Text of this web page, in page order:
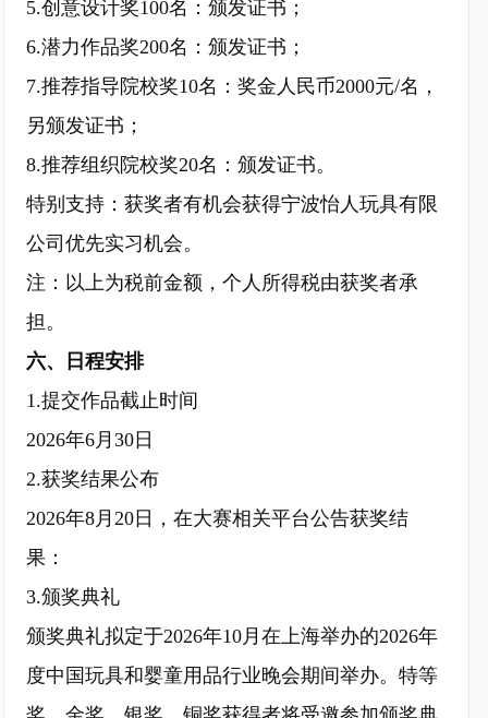
5.创意设计奖100名：颁发证书；
6.潜力作品奖200名：颁发证书；
7.推荐指导院校奖10名：奖金人民币2000元/名，
另颁发证书；
8.推荐组织院校奖20名：颁发证书。
特别支持：获奖者有机会获得宁波怡人玩具有限
公司优先实习机会。
注：以上为税前金额，个人所得税由获奖者承
担。
六、日程安排
1.提交作品截止时间
2026年6月30日
2.获奖结果公布
2026年8月20日，在大赛相关平台公告获奖结
果：
3.颁奖典礼
颁奖典礼拟定于2026年10月在上海举办的2026年
度中国玩具和婴童用品行业晚会期间举办。特等